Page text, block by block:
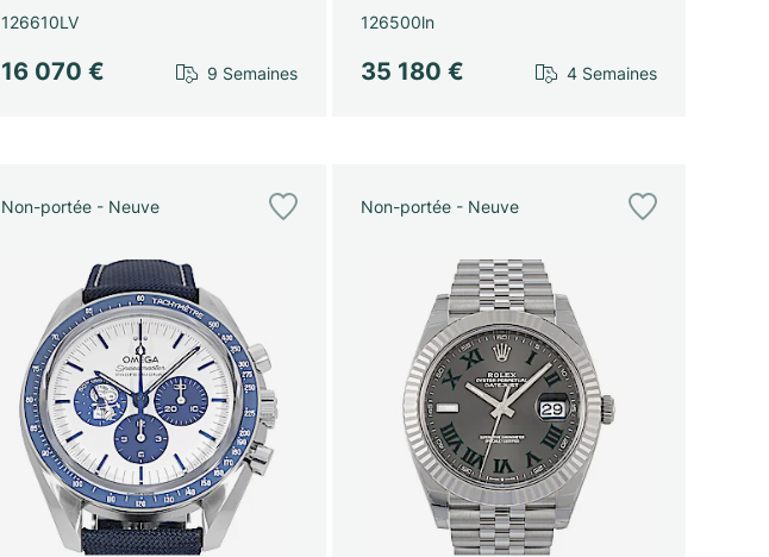
126610LV
16 070 € 9 Semaines
126500ln
35 180 € 4 Semaines
Non-portée - Neuve Non-portée - Neuve